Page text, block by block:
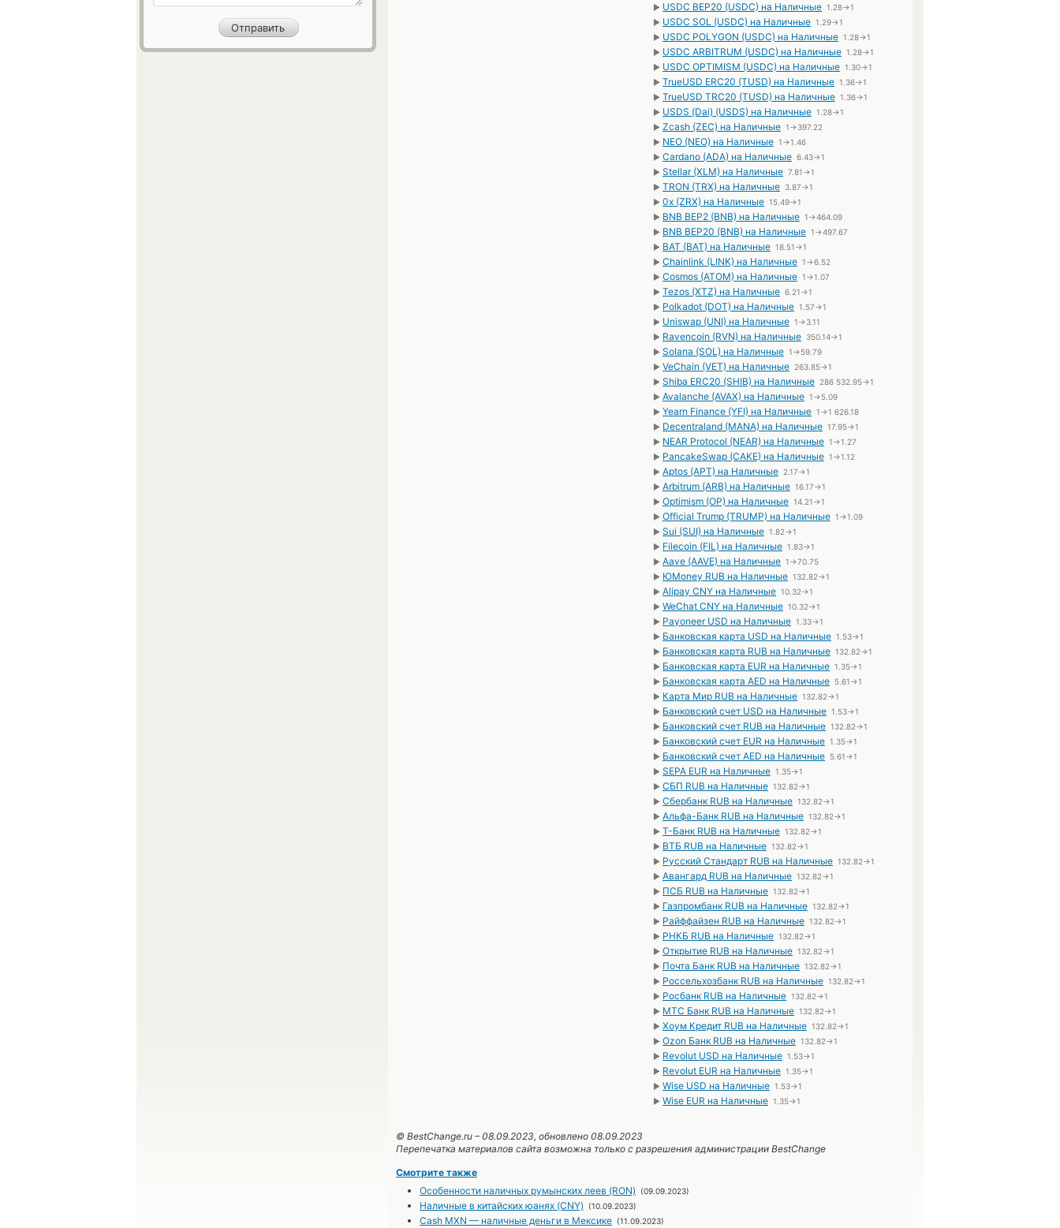
► USDC BEP20 (USDC) на Наличные 1.28→1
► USDC SOL (USDC) на Наличные 1.29→1
► USDC POLYGON (USDC) на Наличные 1.28→1
► USDC ARBITRUM (USDC) на Наличные 1.28→1
► USDC OPTIMISM (USDC) на Наличные 1.30→1
► TrueUSD ERC20 (TUSD) на Наличные 1.36→1
► TrueUSD TRC20 (TUSD) на Наличные 1.36→1
► USDS (Dai) (USDS) на Наличные 1.28→1
► Zcash (ZEC) на Наличные 1→397.22
► NEO (NEO) на Наличные 1→1.46
► Cardano (ADA) на Наличные 6.43→1
► Stellar (XLM) на Наличные 7.81→1
► TRON (TRX) на Наличные 3.87→1
► 0x (ZRX) на Наличные 15.49→1
► BNB BEP2 (BNB) на Наличные 1→464.09
► BNB BEP20 (BNB) на Наличные 1→497.67
► BAT (BAT) на Наличные 18.51→1
► Chainlink (LINK) на Наличные 1→6.52
► Cosmos (ATOM) на Наличные 1→1.07
► Tezos (XTZ) на Наличные 6.21→1
► Polkadot (DOT) на Наличные 1.57→1
► Uniswap (UNI) на Наличные 1→3.11
► Ravencoin (RVN) на Наличные 350.14→1
► Solana (SOL) на Наличные 1→59.79
► VeChain (VET) на Наличные 263.85→1
► Shiba ERC20 (SHIB) на Наличные 286 532.95→1
► Avalanche (AVAX) на Наличные 1→5.09
► Yearn Finance (YFI) на Наличные 1→1 626.18
► Decentraland (MANA) на Наличные 17.95→1
► NEAR Protocol (NEAR) на Наличные 1→1.27
► PancakeSwap (CAKE) на Наличные 1→1.12
► Aptos (APT) на Наличные 2.17→1
► Arbitrum (ARB) на Наличные 16.17→1
► Optimism (OP) на Наличные 14.21→1
► Official Trump (TRUMP) на Наличные 1→1.09
► Sui (SUI) на Наличные 1.82→1
► Filecoin (FIL) на Наличные 1.83→1
► Aave (AAVE) на Наличные 1→70.75
► ЮMoney RUB на Наличные 132.82→1
► Alipay CNY на Наличные 10.32→1
► WeChat CNY на Наличные 10.32→1
► Payoneer USD на Наличные 1.33→1
► Банковская карта USD на Наличные 1.53→1
► Банковская карта RUB на Наличные 132.82→1
► Банковская карта EUR на Наличные 1.35→1
► Банковская карта AED на Наличные 5.61→1
► Карта Мир RUB на Наличные 132.82→1
► Банковский счет USD на Наличные 1.53→1
► Банковский счет RUB на Наличные 132.82→1
► Банковский счет EUR на Наличные 1.35→1
► Банковский счет AED на Наличные 5.61→1
► SEPA EUR на Наличные 1.35→1
► СБП RUB на Наличные 132.82→1
► Сбербанк RUB на Наличные 132.82→1
► Альфа-Банк RUB на Наличные 132.82→1
► Т-Банк RUB на Наличные 132.82→1
► ВТБ RUB на Наличные 132.82→1
► Русский Стандарт RUB на Наличные 132.82→1
► Авангард RUB на Наличные 132.82→1
► ПСБ RUB на Наличные 132.82→1
► Газпромбанк RUB на Наличные 132.82→1
► Райффайзен RUB на Наличные 132.82→1
► РНКБ RUB на Наличные 132.82→1
► Открытие RUB на Наличные 132.82→1
► Почта Банк RUB на Наличные 132.82→1
► Россельхозбанк RUB на Наличные 132.82→1
► Росбанк RUB на Наличные 132.82→1
► МТС Банк RUB на Наличные 132.82→1
► Хоум Кредит RUB на Наличные 132.82→1
► Ozon Банк RUB на Наличные 132.82→1
► Revolut USD на Наличные 1.53→1
► Revolut EUR на Наличные 1.35→1
► Wise USD на Наличные 1.53→1
► Wise EUR на Наличные 1.35→1
© BestChange.ru –08.09.2023, обновлено 08.09.2023
Перепечатка материалов сайта возможна только с разрешения администрации BestChange
Смотрите также
Особенности наличных румынских леев (RON)
(09.09.2023)
Наличные в китайских юанях (CNY) (10.09.2023)
Cash MXN — наличные деньги в Мексике (11.09.2023)